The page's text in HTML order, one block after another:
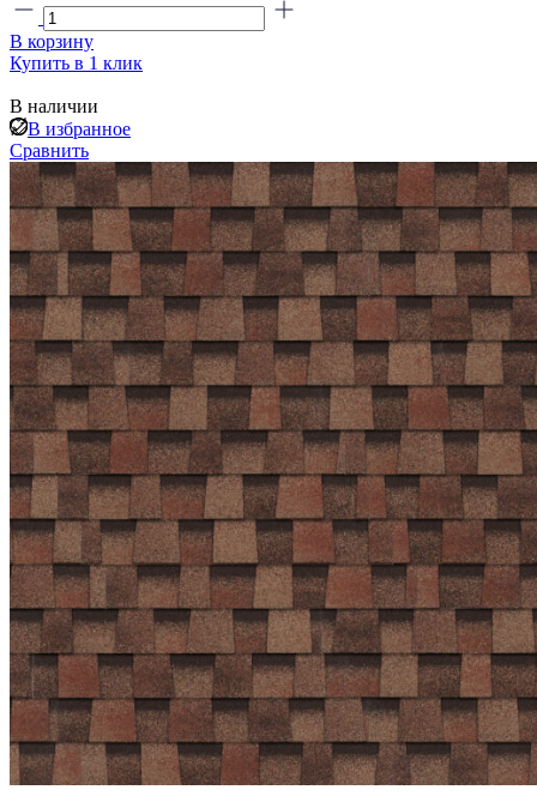
В корзину
Купить в 1 клик
В наличии
В избранное
Сравнить